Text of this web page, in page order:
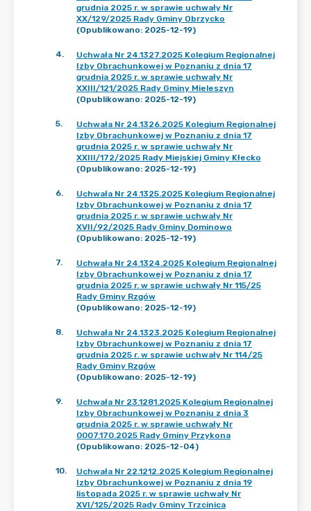
grudnia 2025 r. w sprawie uchwały Nr
XX/129/2025 Rady Gminy Obrzycko
(Opublikowano: 2025-12-19)
4.
Uchwała Nr 24.1327.2025 Kolegium Regionalnej
Izby Obrachunkowej w Poznaniu z dnia 17
grudnia 2025 r. w sprawie uchwały Nr
XXIII/121/2025 Rady Gminy Mieleszyn
(Opublikowano: 2025-12-19)
5.
Uchwała Nr 24.1326.2025 Kolegium Regionalnej
Izby Obrachunkowej w Poznaniu z dnia 17
grudnia 2025 r. w sprawie uchwały Nr
XXIII/172/2025 Rady Miejskiej Gminy Kłecko
(Opublikowano: 2025-12-19)
6.
Uchwała Nr 24.1325.2025 Kolegium Regionalnej
Izby Obrachunkowej w Poznaniu z dnia 17
grudnia 2025 r. w sprawie uchwały Nr
XVII/92/2025 Rady Gminy Dominowo
(Opublikowano: 2025-12-19)
7.
Uchwała Nr 24.1324.2025 Kolegium Regionalnej
Izby Obrachunkowej w Poznaniu z dnia 17
grudnia 2025 r. w sprawie uchwały Nr 115/25
Rady Gminy Rzgów
(Opublikowano: 2025-12-19)
8.
Uchwała Nr 24.1323.2025 Kolegium Regionalnej
Izby Obrachunkowej w Poznaniu z dnia 17
grudnia 2025 r. w sprawie uchwały Nr 114/25
Rady Gminy Rzgów
(Opublikowano: 2025-12-19)
9.
Uchwała Nr 23.1281.2025 Kolegium Regionalnej
Izby Obrachunkowej w Poznaniu z dnia 3
grudnia 2025 r. w sprawie uchwały Nr
0007.170.2025 Rady Gminy Przykona
(Opublikowano: 2025-12-04)
10.
Uchwała Nr 22.1212.2025 Kolegium Regionalnej
Izby Obrachunkowej w Poznaniu z dnia 19
listopada 2025 r. w sprawie uchwały Nr
XVI/125/2025 Rady Gminy Trzcinica